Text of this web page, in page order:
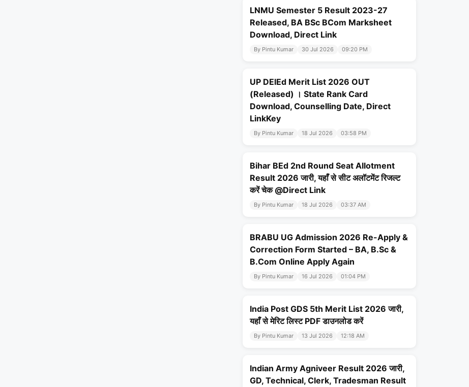
LNMU Semester 5 Result 2023-27
Released, BA BSc BCom Marksheet
Download, Direct Link
By Pintu Kumar 30 Jul 2026 09:20 PM
UP DElEd Merit List 2026 OUT
(Released) । State Rank Card
Download, Counselling Date, Direct
LinkKey
By Pintu Kumar 18 Jul 2026 03:58 PM
Bihar BEd 2nd Round Seat Allotment
Result 2026 जारी, यहाँ से सीट अलॉटमेंट रिजल्ट
करें चेक @Direct Link
By Pintu Kumar 18 Jul 2026 03:37 AM
BRABU UG Admission 2026 Re-Apply &
Correction Form Started – BA, B.Sc &
B.Com Online Apply Again
By Pintu Kumar 16 Jul 2026 01:04 PM
India Post GDS 5th Merit List 2026 जारी,
यहाँ से मेरिट लिस्ट PDF डाउनलोड करें
By Pintu Kumar 13 Jul 2026 12:18 AM
Indian Army Agniveer Result 2026 जारी,
GD, Technical, Clerk, Tradesman Result